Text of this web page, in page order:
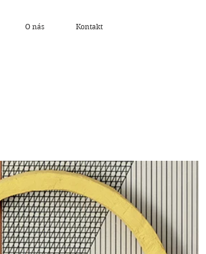
O nás Kontakt